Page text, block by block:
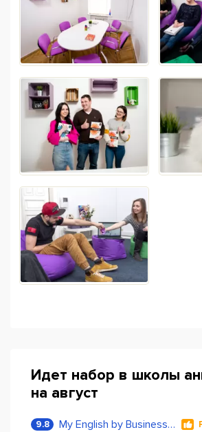
Идет набор в школы
на август
9.8 My English by Business Language